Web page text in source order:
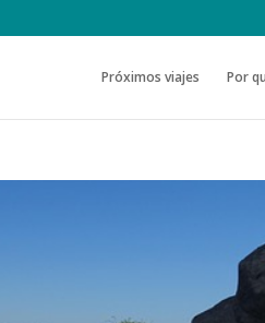
Próximos viajes Por